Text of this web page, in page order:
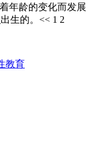
年龄的变化而发展
生的。<< 1 2
教育